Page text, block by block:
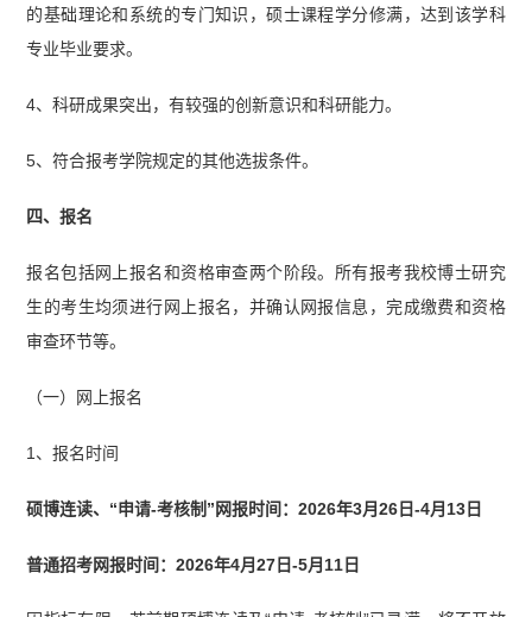
的基础理论和系统的专门知识，硕士课程学分修满，达到该学科
专业毕业要求。
4、科研成果突出，有较强的创新意识和科研能力。
5、符合报考学院规定的其他选拔条件。
四、报名
报名包括网上报名和资格审查两个阶段。所有报考我校博士研究
生的考生均须进行网上报名，并确认网报信息，完成缴费和资格
审查环节等。
（一）网上报名
1、报名时间
硕博连读、“申请-考核制”网报时间：2026年3月26日-4月13日
普通招考网报时间：2026年4月27日-5月11日